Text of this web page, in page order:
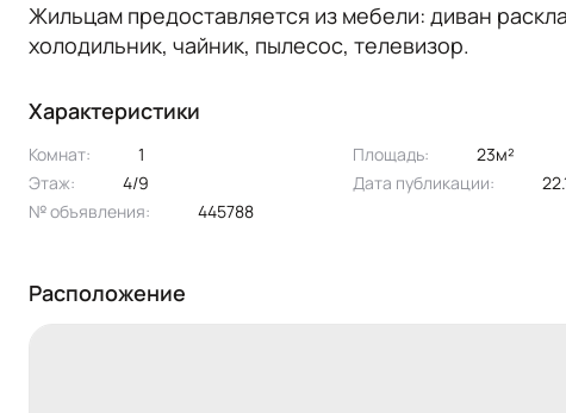
Жильцам предоставляется из мебели: диван
холодильник, чайник, пылесос, телевизор.
Характеристики
Комнат: 1 Площадь:
23м²
Этаж:
4/9 Дата публикации:
№ объявления:
445788
Расположение